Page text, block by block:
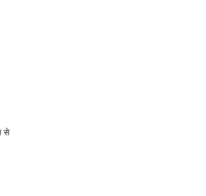
से